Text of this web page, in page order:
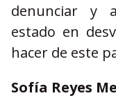
denunciar y
estado en
hacer de este
Sofía Reyes